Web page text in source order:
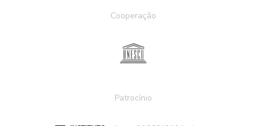
Cooperação
Patrocínio